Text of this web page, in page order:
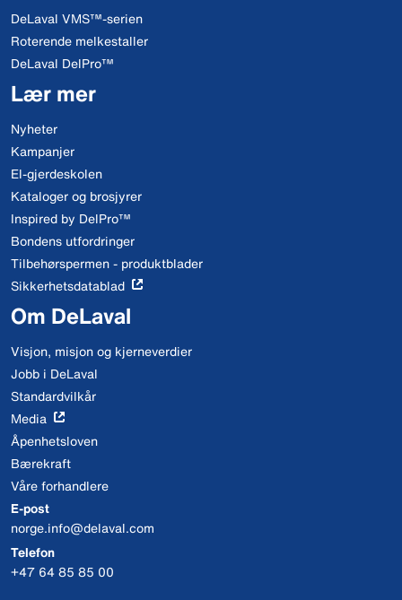
DeLaval VMS™-serien
Roterende melkestaller
DeLaval DelPro™
Lær mer
Nyheter
Kampanjer
El-gjerdeskolen
Kataloger og brosjyrer
Inspired by DelPro™
Bondens utfordringer
Tilbehørspermen - produktblader
Sikkerhetsdatablad
Om DeLaval
Visjon, misjon og kjerneverdier
Jobb i DeLaval
Standardvilkår
Media
Åpenhetsloven
Bærekraft
Våre forhandlere
E-post
norge.info@delaval.com
Telefon
+47 64 85 85 00